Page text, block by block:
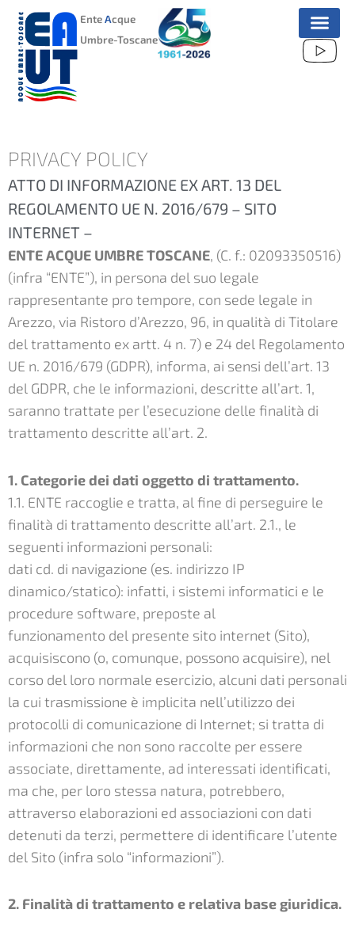
VAI
CONTENUTO
EnteAcque
Umbre-Toscane
PRIVACY POLICY
ATTO DI INFORMAZIONE EX ART. 13 DEL
REGOLAMENTO UE N. 2016/679 – SITO
INTERNET –
ENTE ACQUE UMBRE TOSCANE, (C. f.: 02093350516)
(infra “ENTE”), in persona del suo legale
rappresentante pro tempore, con sede legale in
Arezzo, via Ristoro d’Arezzo, 96, in qualità di Titolare
del trattamento ex artt. 4 n. 7) e 24 del Regolamento
UE n. 2016/679 (GDPR), informa, ai sensi dell’art. 13
del GDPR, che le informazioni, descritte all’art. 1,
saranno trattate per l’esecuzione delle finalità di
trattamento descritte all’art. 2.
1. Categorie dei dati oggetto di trattamento.
1.1. ENTE raccoglie e tratta, al fine di perseguire le
finalità di trattamento descritte all’art. 2.1., le
seguenti informazioni personali:
dati cd. di navigazione (es. indirizzo IP
dinamico/statico): infatti, i sistemi informatici e le
procedure software, preposte al
funzionamento del presente sito internet (Sito),
acquisiscono (o, comunque, possono acquisire), nel
corso del loro normale esercizio, alcuni dati personali
la cui trasmissione è implicita nell’utilizzo dei
protocolli di comunicazione di Internet; si tratta di
informazioni che non sono raccolte per essere
associate, direttamente, ad interessati identificati,
ma che, per loro stessa natura, potrebbero,
attraverso elaborazioni ed associazioni con dati
detenuti da terzi, permettere di identificare l’utente
del Sito (infra solo “informazioni”).
2. Finalità di trattamento e relativa base giuridica.